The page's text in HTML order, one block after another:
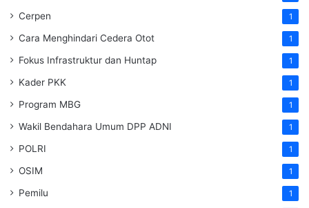
Cerpen 1
Cara Menghindari Cedera Otot 1
Fokus Infrastruktur dan Huntap 1
Kader PKK 1
Program MBG 1
Wakil Bendahara Umum DPP ADNI 1
POLRI 1
OSIM 1
Pemilu 1